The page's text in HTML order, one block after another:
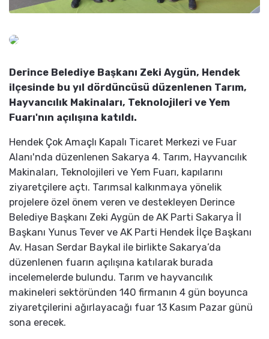
Derince Belediye Başkanı Zeki Aygün, Hendek
ilçesinde bu yıl dördüncüsü düzenlenen Tarım,
Hayvancılık Makinaları, Teknolojileri ve Yem
Fuarı'nın açılışına katıldı.
Hendek Çok Amaçlı Kapalı Ticaret Merkezi ve Fuar
Alanı'nda düzenlenen Sakarya 4. Tarım, Hayvancılık
Makinaları, Teknolojileri ve Yem Fuarı, kapılarını
ziyaretçilere açtı. Tarımsal kalkınmaya yönelik
projelere özel önem veren ve destekleyen Derince
Belediye Başkanı Zeki Aygün de AK Parti Sakarya İl
Başkanı Yunus Tever ve AK Parti Hendek İlçe Başkanı
Av. Hasan Serdar Baykal ile birlikte Sakarya’da
düzenlenen fuarın açılışına katılarak burada
incelemelerde bulundu. Tarım ve hayvancılık
makineleri sektöründen 140 firmanın 4 gün boyunca
ziyaretçilerini ağırlayacağı fuar 13 Kasım Pazar günü
sona erecek.